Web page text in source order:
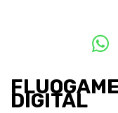
DIGITAL